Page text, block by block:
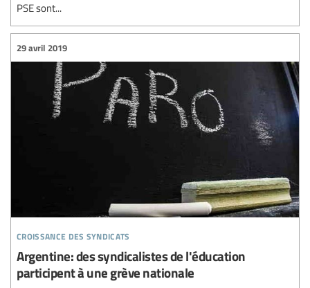
PSE sont...
croissance des syndicats
29 avril 2019
Argentine: des syndicalistes de l'éducation
participent à une grève nationale